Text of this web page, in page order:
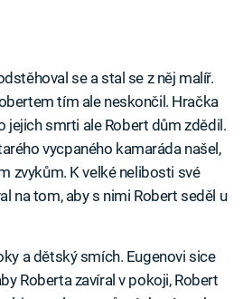
se a stal se z něj malíř.
tím ale neskončil. Hračka
jejich smrti ale Robert dům zdědil.
vycpaného kamaráda našel,
zvykům. K velké nelibosti své
na tom, aby s nimi Robert seděl u
a dětský smích. Eugenovi sice
Roberta zavíral v pokoji, Robert